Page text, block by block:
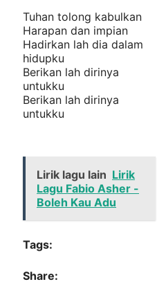
Tuhan tolong kabulkan
Harapan dan impian
Hadirkan lah dia dalam
hidupku
Berikan lah dirinya
untukku
Berikan lah dirinya
untukku
Lirik lagu lain Lirik
Lagu Fabio Asher -
Boleh Kau Adu
Tags:
Share: